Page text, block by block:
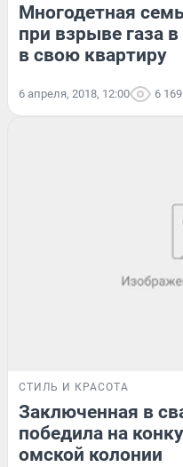
Многодетная
при взрыве газа
в свою квартиру
6 апреля, 2018, 12:00 6 169
СТИЛЬ И КРАСОТА
Заключенная в
победила на
омской колонии